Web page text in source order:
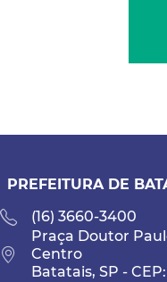
PREFEITURA DE
(16) 3660-3400
Praça Doutor
Centro
Batatais, SP -